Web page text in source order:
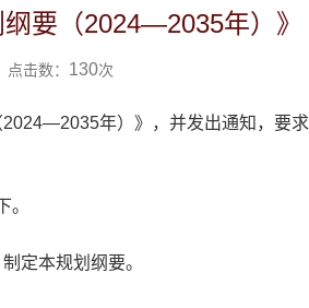
要（2024—2035年）》
数： 130次
2024—2035年）》，并发出通知，要求
。
定本规划纲要。